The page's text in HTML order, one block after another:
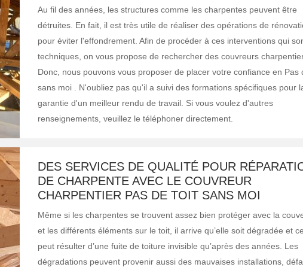
Au fil des années, les structures comme les charpentes peuvent être
détruites. En fait, il est très utile de réaliser des opérations de
pour éviter l'effondrement. Afin de procéder à ces interventions qui
techniques, on vous propose de rechercher des couvreurs
Donc, nous pouvons vous proposer de placer votre confiance en Pas
sans moi . N'oubliez pas qu'il a suivi des formations spécifiques pour
garantie d'un meilleur rendu de travail. Si vous voulez d'autres
renseignements, veuillez le téléphoner directement.
DES SERVICES DE QUALITÉ POUR
DE CHARPENTE AVEC LE COUVREUR
CHARPENTIER PAS DE TOIT SANS MOI
Même si les charpentes se trouvent assez bien protéger avec la
et les différents éléments sur le toit, il arrive qu’elle soit dégradée et
peut résulter d’une fuite de toiture invisible qu’après des années. Les
dégradations peuvent provenir aussi des mauvaises installations,